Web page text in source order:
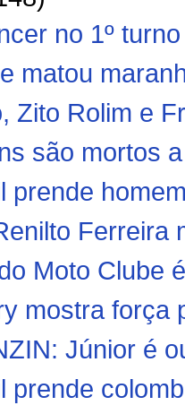
no 1º
matou
Zito Rolim e
são mortos
prende
Ferreira
Moto Clube
mostra força
Júnior é
prende